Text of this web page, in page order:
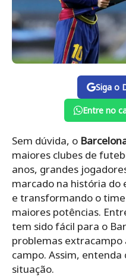
Siga o
Entre no
Sem dúvida, o
maiores clubes de
anos, grandes
marcado na história
e transformando o
maiores potências.
tem sido fácil para o
problemas
campo. Assim,
situação.